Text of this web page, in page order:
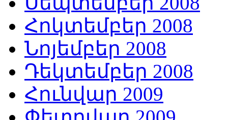
Հոկտեմբեր 2008
Նոյեմբեր 2008
Դեկտեմբեր 2008
Հունվար 2009